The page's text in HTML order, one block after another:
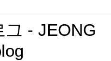
그 - JEONG